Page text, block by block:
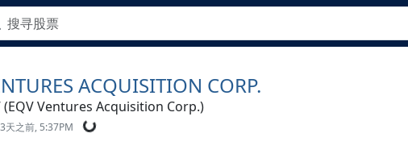
ACQUISITION CORP.
(EQV Ventures Acquisition Corp.)
天之前, 5:37PM